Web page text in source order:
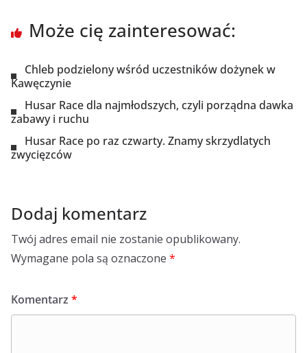
Może cię zainteresować:
Chleb podzielony wśród uczestników dożynek w
Kawęczynie
Husar Race dla najmłodszych, czyli porządna dawka
zabawy i ruchu
Husar Race po raz czwarty. Znamy skrzydlatych
zwycięzców
Dodaj komentarz
Twój adres email nie zostanie opublikowany.
Wymagane pola są oznaczone *
Komentarz *